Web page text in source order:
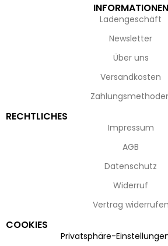
INFORMATIONEN
Ladengeschäft
Newsletter
Über uns
Versandkosten
RECHTLICHES
Impressum
AGB
Datenschutz
Widerruf
Vertrag widerrufen
COOKIES
Privatsphäre-